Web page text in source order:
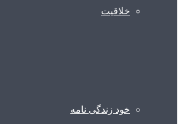
خلاقیت
خود زندگی نامه